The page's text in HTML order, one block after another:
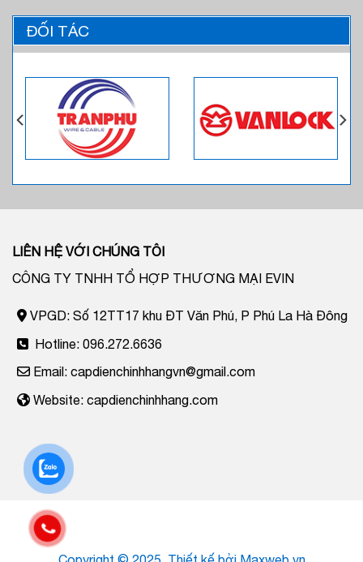
ĐỐI TÁC
LIÊN HỆ VỚI CHÚNG TÔI
CÔNG TY TNHH TỔ HỢP THƯƠNG MẠI EVIN
VPGD: Số 12TT17 khu ĐT Văn Phú, P Phú La Hà Đông
Hotline: 096.272.6636
Email: capdienchinhhangvn@gmail.com
Website: capdienchinhhang.com